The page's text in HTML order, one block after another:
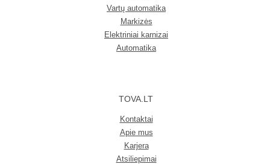
Vartų automatika
Markizės
Elektriniai karnizai
Automatika
TOVA.LT
Kontaktai
Apie mus
Karjera
Atsiliepimai